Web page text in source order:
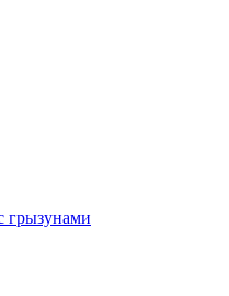
грызунами